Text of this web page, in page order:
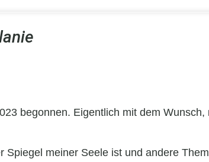
begonnen. Eigentlich mit dem
meiner Seele ist und andere